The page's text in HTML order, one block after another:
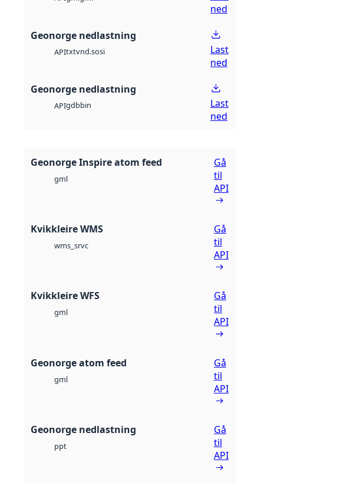
ned
Geonorge nedlastning
APItxtvnd.sosi
Last
ned
Geonorge nedlastning
APIgdbbin
Last
ned
Geonorge Inspire atom feed
gml
Gå
til
API
Kvikkleire WMS
wms_srvc
Gå
til
API
Kvikkleire WFS
gml
Gå
til
API
Geonorge atom feed
gml
Gå
til
API
Geonorge nedlastning
ppt
Gå
til
API